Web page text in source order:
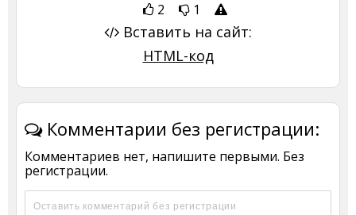
2 1
Вставить на сайт:
HTML-код
Комментарии без регистрации:
Комментариев нет, напишите первыми. Без
регистрации.